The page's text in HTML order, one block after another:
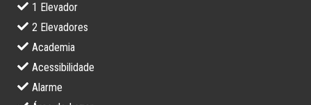
1 Elevador
2 Elevadores
Academia
Acessibilidade
Alarme